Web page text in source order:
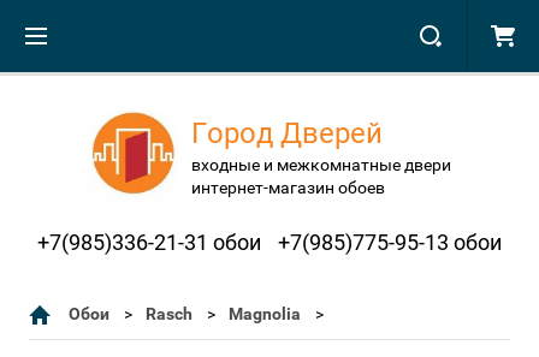
Город Дверей
входные и межкомнатные двери
интернет-магазин обоев
+7(985)336-21-31 обои +7(985)775-95-13 обои
Обои Rasch Magnolia